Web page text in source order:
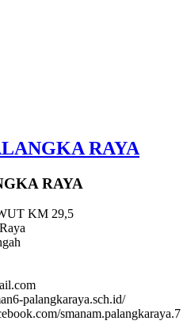
RAYA
RAYA
KM 29,5
palangkaraya.sch.id/
smanam.palangkaraya.7